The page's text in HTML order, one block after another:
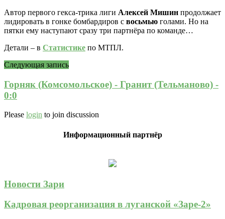
Автор первого гекса-трика лиги Алексей Мишин продолжает
лидировать в гонке бомбардиров с восьмью голами. Но на
пятки ему наступают сразу три партнёра по команде…
Детали – в Статистике по МТПЛ.
Следующая запись
Горняк (Комсомольское) - Гранит (Тельманово) -
0:0
Please login to join discussion
Информационный партнёр
Новости Зари
Кадровая реорганизация в луганской «Заре-2»